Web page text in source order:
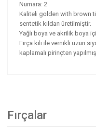
Numara: 2
Kaliteli golden with brown
sentetik kıldan üretilmiştir.
Yağlı boya ve akrilik boya
Fırça kılı ile vernikli uzun
kaplamalı pirinçten
Fırçalar